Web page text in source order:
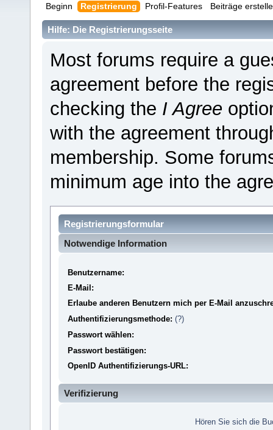
Beginn Registrierung Profil-Features Beiträge
Hilfe: Die Registrierungsseite
Most forums require a
agreement before the
checking the I Agree
with the agreement
membership. Some
minimum age into the
Registrierungsformular
Notwendige Information
Benutzername:
E-Mail:
Erlaube anderen Benutzern mich per E-Mail
Authentifizierungsmethode: (?)
Passwort wählen:
Passwort bestätigen:
OpenID Authentifizierungs-URL:
Verifizierung
Hören Sie sich die